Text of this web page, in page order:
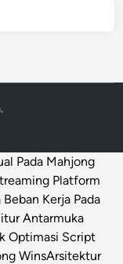
.
Pada Mahjong
Platform
Kerja Pada
Antarmuka
Optimasi Script
WinsArsitektur